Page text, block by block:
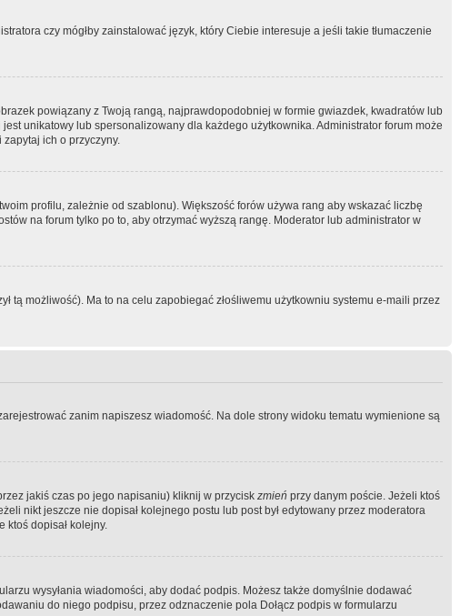
czy mógłby zainstalować język, który Ciebie interesuje a jeśli takie tłumaczenie
powiązany z Twoją rangą, najprawdopodobniej w formie gwiazdek, kwadratów lub
unikatowy lub spersonalizowany dla każdego użytkownika. Administrator forum może
ich o przyczyny.
profilu, zależnie od szablonu). Większość forów używa rang aby wskazać liczbę
na forum tylko po to, aby otrzymać wyższą rangę. Moderator lub administrator w
tą możliwość). Ma to na celu zapobiegać złośliwemu użytkowniu systemu e-maili przez
zanim napiszesz wiadomość. Na dole strony widoku tematu wymienione są
jakiś czas po jego napisaniu) kliknij w przycisk zmień przy danym poście. Jeżeli ktoś
nikt jeszcze nie dopisał kolejnego postu lub post był edytowany przez moderatora
ktoś dopisał kolejny.
wysyłania wiadomości, aby dodać podpis. Możesz także domyślnie dodawać
do niego podpisu, przez odznaczenie pola Dołącz podpis w formularzu